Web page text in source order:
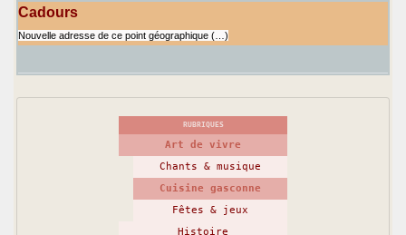
Cadours
Nouvelle adresse de ce point géographique (…)
RUBRIQUES
Art de vivre
Chants & musique
Cuisine gasconne
Fêtes & jeux
Histoire